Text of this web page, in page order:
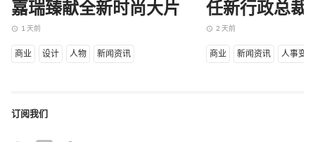
嘉瑞臻献全新时尚大片
access_time 1 天前
商业 设计 人物 新闻资讯
任新行政总裁
access_time 2 天前
商业 新闻资讯 人事变动
订阅我们